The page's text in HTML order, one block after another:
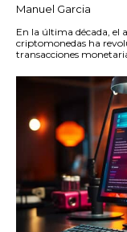
Manuel Garcia
En la última década, el
criptomonedas ha
transacciones